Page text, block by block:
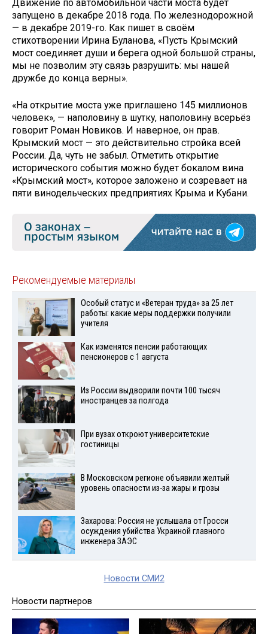
Движение по автомобильной части моста будет
запущено в декабре 2018 года. По железнодорожной
— в декабре 2019-го. Как пишет в своём
стихотворении Ирина Буланова, «Пусть Крымский
мост соединяет души и берега одной большой страны,
мы не позволим эту связь разрушить: мы нашей
дружбе до конца верны».
«На открытие моста уже приглашено 145 миллионов
человек», — наполовину в шутку, наполовину всерьёз
говорит Роман Новиков. И наверное, он прав.
Крымский мост — это действительно стройка всей
России. Да, чуть не забыл. Отметить открытие
исторического события можно будет бокалом вина
«Крымский мост», которое заложено и созревает на
пяти винодельческих предприятиях Крыма и Кубани.
Рекомендуемые материалы
Особый статус и «Ветеран труда» за 25 лет
работы: какие меры поддержки получили
учителя
Как изменятся пенсии работающих
пенсионеров с 1 августа
Из России выдворили почти 100 тысяч
иностранцев за полгода
При вузах откроют университетские
гостиницы
В Московском регионе объявили желтый
уровень опасности из-за жары и грозы
Захарова: Россия не услышала от Гросси
осуждения убийства Украиной главного
инженера ЗАЭС
Новости СМИ2
Новости партнеров